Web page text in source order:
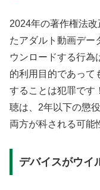
2024年の著作権法
たアダルト動画デー
ウンロードする行為
的利用目的であって
することは犯罪です
聴は、2年以下の懲
両方が科される可能
デバイスがウイ